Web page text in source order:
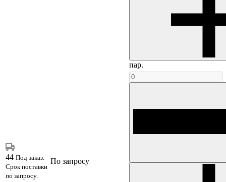
пар.
44 Под заказ.
Срок поставки
по запросу.
По запросу